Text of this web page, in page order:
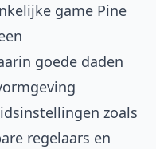
game Pine
goede daden
zoals
regelaars en